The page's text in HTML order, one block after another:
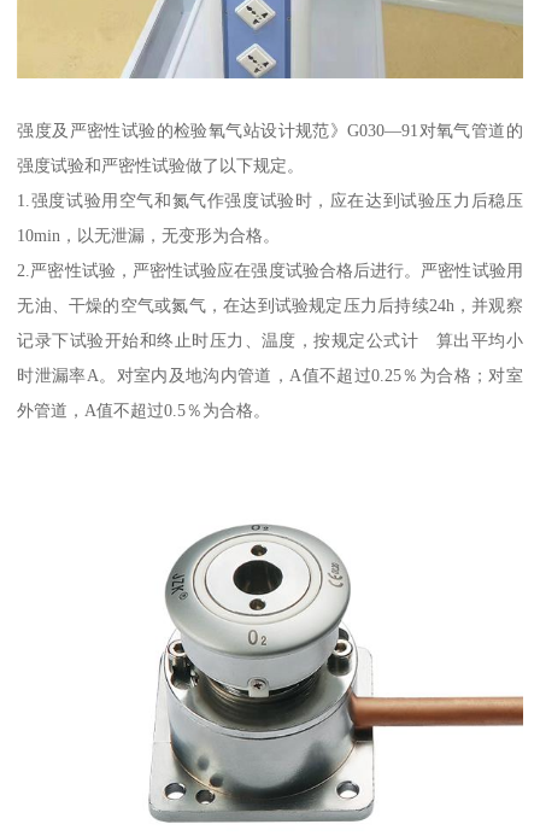
强度及严密性试验的检验氧气站设计规范》G030—91对氧气管道的
强度试验和严密性试验做了以下规定。
1.强度试验用空气和氮气作强度试验时，应在达到试验压力后稳压
10min，以无泄漏，无变形为合格。
2.严密性试验，严密性试验应在强度试验合格后进行。严密性试验用
无油、干燥的空气或氮气，在达到试验规定压力后持续24h，并观察
记录下试验开始和终止时压力、温度，按规定公式计 算出平均小
时泄漏率A。对室内及地沟内管道，A值不超过0.25％为合格；对室
外管道，A值不超过0.5％为合格。